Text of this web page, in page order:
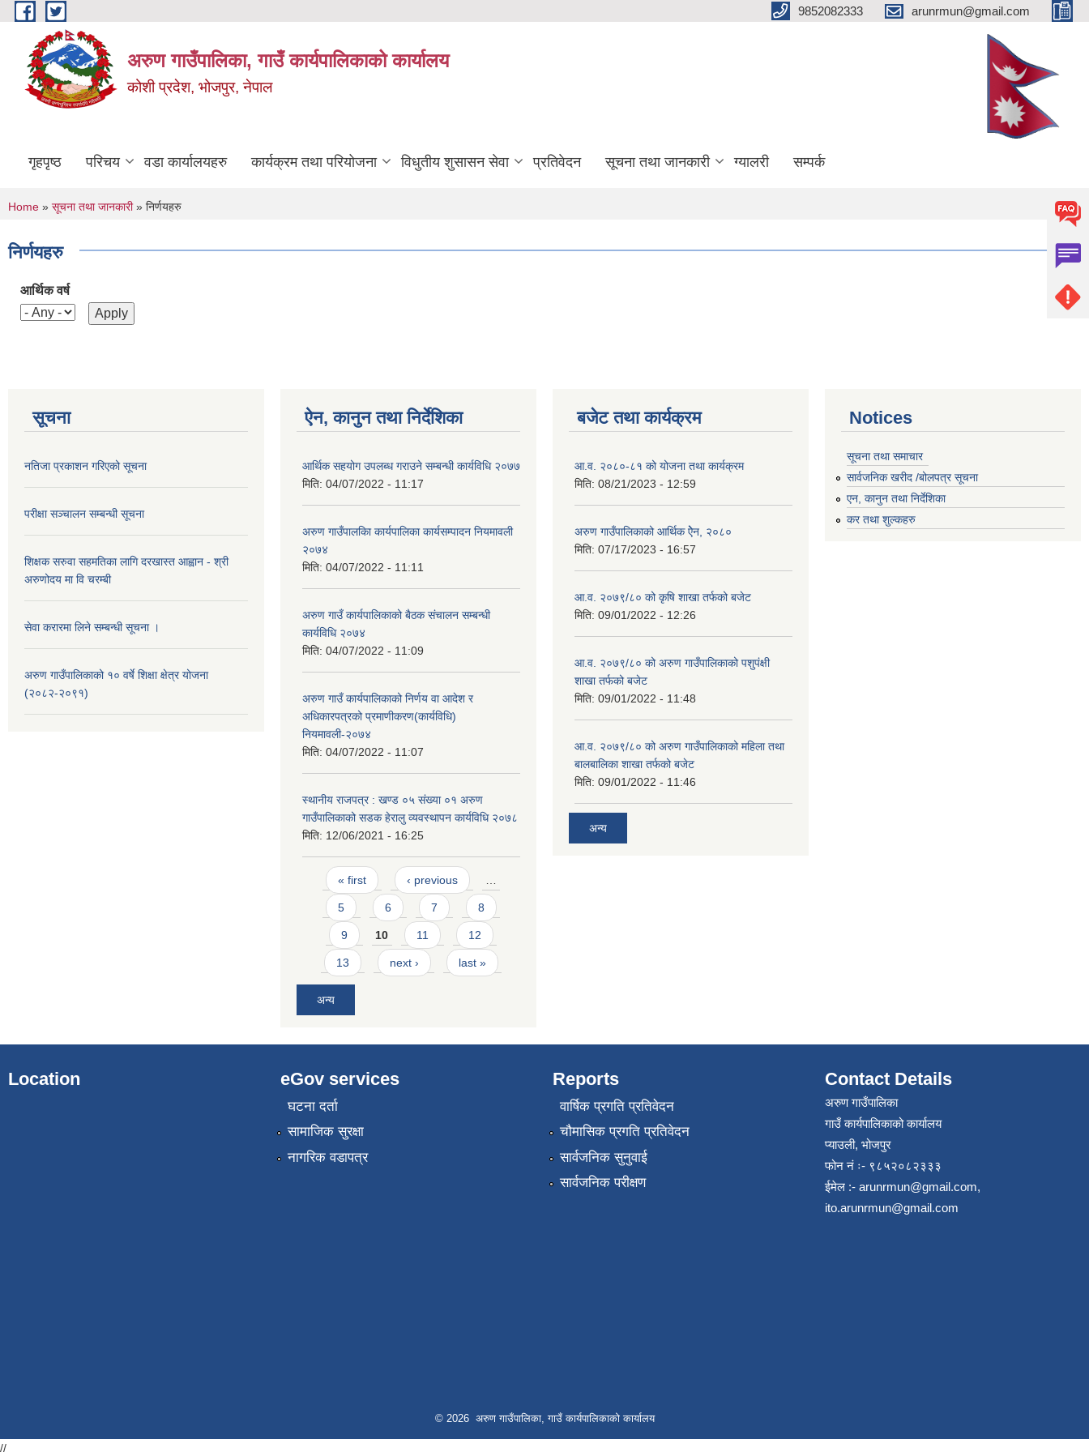
Skip to main content 9852082333 arunrmun@gmail.com
अरुण गाउँपालिका, गाउँ कार्यपालिकाको कार्यालय
कोशी प्रदेश, भोजपुर, नेपाल
गृहपृष्ठ परिचय वडा कार्यालयहरु कार्यक्रम तथा परियोजना विधुतीय शुसासन सेवा प्रतिवेदन सूचना तथा जानकारी ग्यालरी सम्पर्क
You are here
Home » सूचना तथा जानकारी» निर्णयहरु
निर्णयहरु
आर्थिक वर्ष
सूचना
नतिजा प्रकाशन गरिएको सूचना
परीक्षा सञ्चालन सम्बन्धी सूचना
शिक्षक सरुवा सहमतिका लागि दरखास्त आह्वान - श्री
अरुणोदय मा वि चरम्बी
सेवा करारमा लिने सम्बन्धी सूचना ।
अरुण गाउँपालिकाको १० वर्षे शिक्षा क्षेत्र योजना
(२०८२-२०९१)
ऐन, कानुन तथा निर्देशिका
आर्थिक सहयोग उपलब्ध गराउने सम्बन्धी कार्यविधि २०७७
मिति: 04/07/2022 - 11:17
अरुण गाउँपालकिा कार्यपालिका कार्यसम्पादन नियमावली
२०७४
मिति: 04/07/2022 - 11:11
अरुण गाउँ कार्यपालिकाको बैठक संचालन सम्बन्धी
कार्यविधि २०७४
मिति: 04/07/2022 - 11:09
अरुण गाउँ कार्यपालिकाको निर्णय वा आदेश र
अधिकारपत्रको प्रमाणीकरण(कार्यविधि)
नियमावली-२०७४
मिति: 04/07/2022 - 11:07
स्थानीय राजपत्र : खण्ड ०५ संख्या ०१ अरुण
गाउँपालिकाको सडक हेरालु व्यवस्थापन कार्यविधि २०७८
मिति: 12/06/2021 - 16:25
Pages
« first ‹ previous
5 6 7 8
9 10 11 12
13 next › last »
अन्य
बजेट तथा कार्यक्रम
आ.व. २०८०-८१ को योजना तथा कार्यक्रम
मिति: 08/21/2023 - 12:59
अरुण गाउँपालिकाको आर्थिक ऐेन, २०८०
मिति: 07/17/2023 - 16:57
आ.व. २०७९/८० को कृषि शाखा तर्फको बजेट
मिति: 09/01/2022 - 12:26
आ.व. २०७९/८० को अरुण गाउँपालिकाको पशुपंक्षी
शाखा तर्फको बजेट
मिति: 09/01/2022 - 11:48
आ.व. २०७९/८० को अरुण गाउँपालिकाको महिला तथा
बालबालिका शाखा तर्फको बजेट
मिति: 09/01/2022 - 11:46
अन्य
Notices
सूचना तथा समाचार
सार्वजनिक खरीद /बोलपत्र सूचना
एन, कानुन तथा निर्देशिका
कर तथा शुल्कहरु
Location eGov services
घटना दर्ता
सामाजिक सुरक्षा
नागरिक वडापत्र
Reports
वार्षिक प्रगति प्रतिवेदन
चौमासिक प्रगति प्रतिवेदन
सार्वजनिक सुनुवाई
सार्वजनिक परीक्षण
Contact Details
अरुण गाउँपालिका
गाउँ कार्यपालिकाको कार्यालय
प्याउली, भोजपुर
फोन नं ः- ९८५२०८२३३३
ईमेल :- arunrmun@gmail.com,
ito.arunrmun@gmail.com
© 2026 अरुण गाउँपालिका, गाउँ कार्यपालिकाको कार्यालय
//